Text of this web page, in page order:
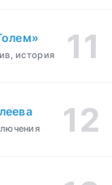
история